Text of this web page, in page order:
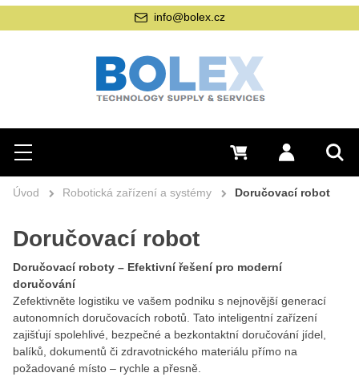
Hledat
Menu Přihlásit se
0 Kč
info@bolex.cz
Úvod Robotická zařízení a systémy Doručovací robot
Doručovací robot
Doručovací roboty – Efektivní řešení pro moderní
doručování
Zefektivněte logistiku ve vašem podniku s nejnovější generací
autonomních doručovacích robotů. Tato inteligentní zařízení
zajišťují spolehlivé, bezpečné a bezkontaktní doručování jídel,
balíků, dokumentů či zdravotnického materiálu přímo na
požadované místo – rychle a přesně.